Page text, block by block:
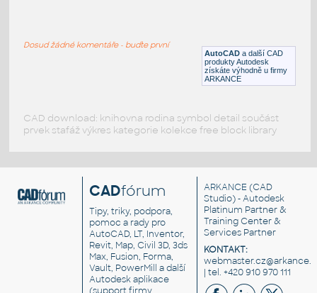
AutoCAD a další CAD
produkty Autodesk
získáte výhodně u firmy
ARKANCE
Dosud žádné komentáře - buďte první
CAD download: knihovna rodina symbol detail součást
prvek stafáž výkres kategorie kolekce free block library
CADfórum
Tipy, triky, podpora,
pomoc a rady pro
AutoCAD, LT, Inventor,
Revit, Map, Civil 3D, 3ds
Max, Fusion, Forma,
Vault, PowerMill a další
Autodesk aplikace
ARKANCE (CAD
Studio) - Autodesk
Platinum Partner &
Training Center &
Services Partner
KONTAKT:
| tel. +420 910 970 111